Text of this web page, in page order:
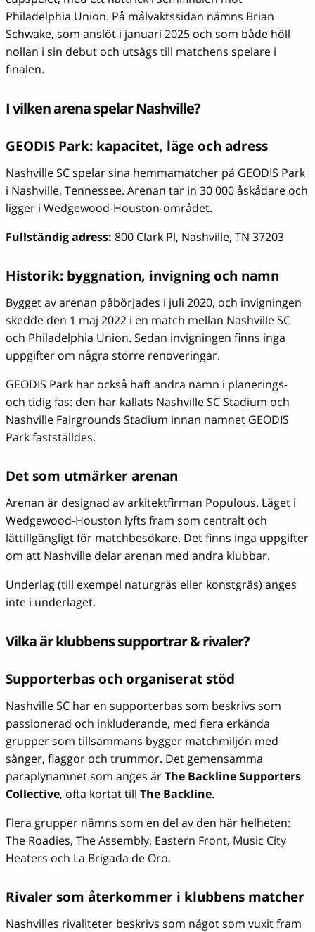
Philadelphia Union. På målvaktssidan nämns Brian
Schwake, som anslöt i januari 2025 och som både höll
nollan i sin debut och utsågs till matchens spelare i
finalen.
I vilken arena spelar Nashville?
GEODIS Park: kapacitet, läge och adress
Nashville SC spelar sina hemmamatcher på GEODIS Park
i Nashville, Tennessee. Arenan tar in 30 000 åskådare och
ligger i Wedgewood-Houston-området.
Fullständig adress: 800 Clark Pl, Nashville, TN 37203
Historik: byggnation, invigning och namn
Bygget av arenan påbörjades i juli 2020, och invigningen
skedde den 1 maj 2022 i en match mellan Nashville SC
och Philadelphia Union. Sedan invigningen finns inga
uppgifter om några större renoveringar.
GEODIS Park har också haft andra namn i planerings-
och tidig fas: den har kallats Nashville SC Stadium och
Nashville Fairgrounds Stadium innan namnet GEODIS
Park fastställdes.
Det som utmärker arenan
Arenan är designad av arkitektfirman Populous. Läget i
Wedgewood-Houston lyfts fram som centralt och
lättillgängligt för matchbesökare. Det finns inga uppgifter
om att Nashville delar arenan med andra klubbar.
Underlag (till exempel naturgräs eller konstgräs) anges
inte i underlaget.
Vilka är klubbens supportrar & rivaler?
Supporterbas och organiserat stöd
Nashville SC har en supporterbas som beskrivs som
passionerad och inkluderande, med flera erkända
grupper som tillsammans bygger matchmiljön med
sånger, flaggor och trummor. Det gemensamma
paraplynamnet som anges ärThe Backline Supporters
Collective, ofta kortat till The Backline.
Flera grupper nämns som en del av den här helheten:
The Roadies, The Assembly, Eastern Front, Music City
Heaters och La Brigada de Oro.
Rivaler som återkommer i klubbens matcher
Nashvilles rivaliteter beskrivs som något som vuxit fram